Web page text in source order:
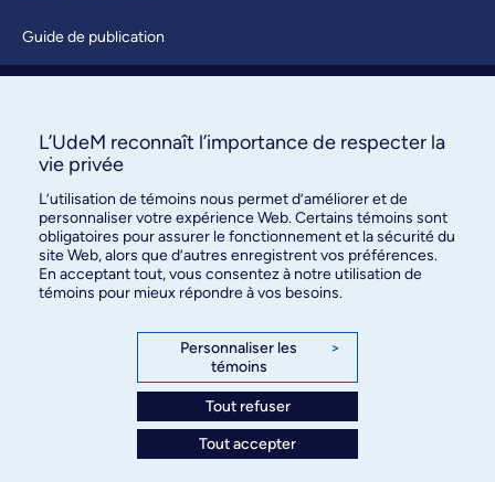
Guide de publication
À propos / Nous joindre
des relations publiques
3744, rue Jean-Brillant, bureau 490
Montréal (Québec) H3T 1P1
L’UdeM reconnaît l’importance de respecter la
vie privée
L’utilisation de témoins nous permet d’améliorer et de
personnaliser votre expérience Web. Certains témoins sont
obligatoires pour assurer le fonctionnement et la sécurité du
site Web, alors que d’autres enregistrent vos préférences.
En acceptant tout, vous consentez à notre utilisation de
témoins pour mieux répondre à vos besoins.
Personnaliser les
témoins
>
Tout refuser
Tout accepter